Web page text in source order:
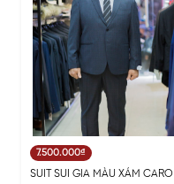
7.500.000₫
SUIT SUI GIA MÀU XÁM CARO